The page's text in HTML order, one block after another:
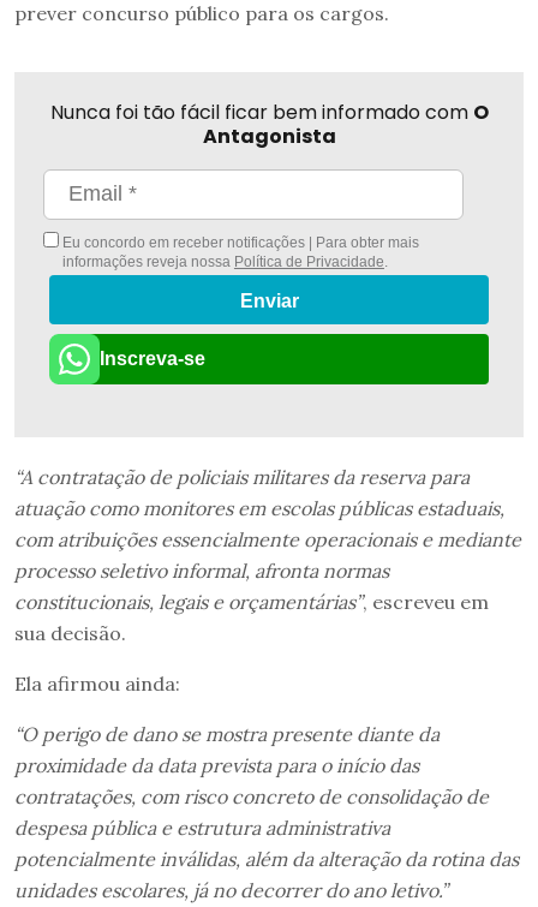
prever concurso público para os cargos.
Nunca foi tão fácil ficar bem informado com O
Antagonista
Eu concordo em receber notificações | Para obter mais
informações reveja nossa Política de Privacidade
Enviar
Inscreva-se
“A contratação de policiais militares da reserva para
atuação como monitores em escolas públicas estaduais,
com atribuições essencialmente operacionais e mediante
processo seletivo informal, afronta normas
constitucionais, legais e orçamentárias”, escreveu em
sua decisão.
Ela afirmou ainda:
“O perigo de dano se mostra presente diante da
proximidade da data prevista para o início das
contratações, com risco concreto de consolidação de
despesa pública e estrutura administrativa
potencialmente inválidas, além da alteração da rotina das
unidades escolares, já no decorrer do ano letivo.”